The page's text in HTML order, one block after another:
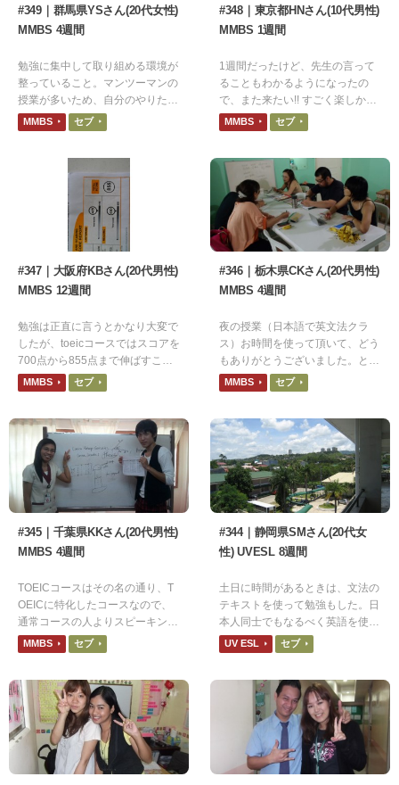
#349｜群馬県YSさん(20代女性)
MMBS 4週間
勉強に集中して取り組める環境が
整っていること。マンツーマンの
授業が多いため、自分のやりたい
勉強を細かく設定することができ
る点が良かったです。
MMBS セブ
#348｜東京都HNさん(10代男性)
MMBS 1週間
1週間だったけど、先生の言って
ることもわかるようになったの
で、また来たい!! すごく楽しかっ
たです。
MMBS セブ
#347｜大阪府KBさん(20代男性)
MMBS 12週間
勉強は正直に言うとかなり大変で
したが、toeicコースではスコアを
700点から855点まで伸ばすこと
ができました。
MMBS セブ
#346｜栃木県CKさん(20代男性)
MMBS 4週間
夜の授業（日本語で英文法クラ
ス）お時間を使って頂いて、どう
もありがとうございました。とて
も居心地がよく、勉強に最適な環
境でした。
MMBS セブ
#345｜千葉県KKさん(20代男性)
MMBS 4週間
TOEICコースはその名の通り、T
OEICに特化したコースなので、
通常コースの人よりスピーキング
の上達が遅かったです。 しか
し、今ではようような人と英語で
く交わせるようになりました。
MMBS セブ
#344｜静岡県SMさん(20代女
性) UVESL 8週間
土日に時間があるときは、文法の
テキストを使って勉強もした。日
本人同士でもなるべく英語を使う
ように心掛けた。
UV ESL セブ